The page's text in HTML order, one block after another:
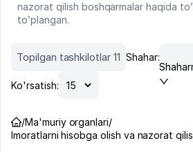
nazorat qilish boshqarmalar haqida
to’plangan.
Topilgan tashkilotlar 11 Shahar:
Ko'rsatish:
/Ma'muriy organlari/
Imoratlarni hisobga olish va nazorat